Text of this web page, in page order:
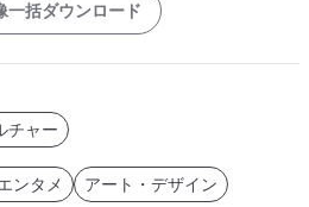
一括ダウンロード
チャー
ンタメ アート・デザイン